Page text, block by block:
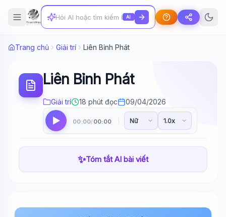
AI
Trang chủ Giải trí Liên Bỉnh Phát
Liên Bỉnh Phát
Giải trí 18 phút đọc 09/04/2026
00:00/ 00:00
✨Tóm tắt AI bài viết